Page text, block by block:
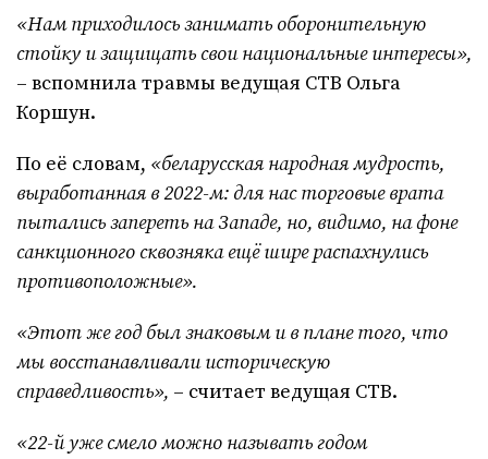
«Нам приходилось занимать оборонительную
стойку и защищать свои национальные интересы»,
– вспомнила травмы ведущая СТВ Ольга
Коршун.
По её словам, «беларусская народная мудрость,
выработанная в 2022-м: для нас торговые врата
пытались запереть на Западе, но, видимо, на фоне
санкционного сквозняка ещё шире распахнулись
противоположные».
«Этот же год был знаковым и в плане того, что
мы восстанавливали историческую
справедливость», – считает ведущая СТВ.
«22-й уже смело можно называть годом